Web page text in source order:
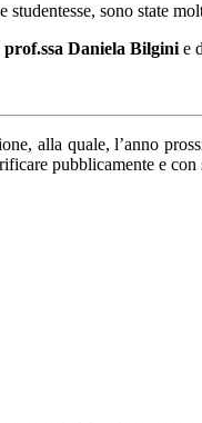
sono state
prof.ssa Daniela Bilgini e
alla quale, l’anno
pubblicamente e